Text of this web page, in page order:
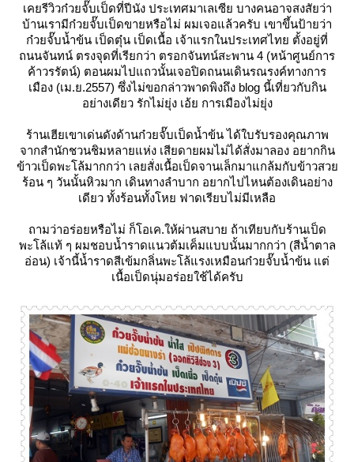
เคยรีวิวก๋วยจั๊บเป็ดที่ปีนัง ประเทศมาเลเซีย บางคนอาจสงสัยว่า
บ้านเรามีก๋วยจั๊บเป็ดขายหรือไม่ ผมเจอแล้วครับ เขาขึ้นป้ายว่า
ก๋วยจั๊บน้ำข้น เป็ดตุ๋น เป็ดเนื้อ เจ้าแรกในประเทศไทย ตั้งอยู่ที่
ถนนจันทน์ ตรงจุดที่เรียกว่า ตรอกจันทน์สะพาน 4 (หน้าศูนย์การ
ค้าวรรัตน์) ตอนผมไปแถวนั้นเจอปิดถนนเดินรณรงค์ทางการ
เมือง (เม.ย.2557) ซึ่งไม่ขอกล่าวพาดพิงถึง blog นี้เที่ยวกับกิน
อย่างเดียว รักไม่ยุ่ง เอ้ย การเมืองไม่ยุ่ง
ร้านเฮียเขาเด่นดังด้านก๋วยจั๊บเป็ดน้ำข้น ได้ใบรับรองคุณภาพ
จากสำนักชวนชิมหลายแห่ง เสียดายผมไม่ได้สั่งมาลอง อยากกิน
ข้าวเป็ดพะโล้มากกว่า เลยสั่งเนื้อเป็ดจานเล็กมาแกล้มกับข้าวสว
ร้อน ๆ วันนั้นหิวมาก เดินทางลำบาก อยากไปไหนต้องเดินอย่าง
เดียว ทั้งร้อนทั้งโหย ฟาดเรียบไม่มีเหลือ
ถามว่าอร่อยหรือไม่ ก็โอเค.ให้ผ่านสบาย ถ้าเทียบกับร้านเป็ด
พะโล้แท้ ๆ ผมชอบน้ำราดแนวต้มเค็มแบบนั้นมากกว่า (สีน้ำตาล
อ่อน) เจ้านี้น้ำราดสีเข้มกลิ่นพะโล้แรงเหมือนก๋วยจั๊บน้ำข้น แต่
เนื้อเป็ดนุ่มอร่อยใช้ได้ครับ